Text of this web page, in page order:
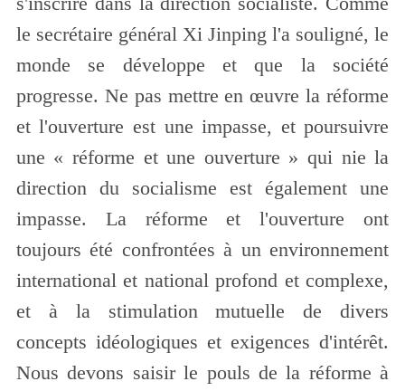
le secrétaire général Xi Jinping l'a souligné, le
monde se développe et que la société
progresse. Ne pas mettre en œuvre la réforme
et l'ouverture est une impasse, et poursuivre
une « réforme et une ouverture » qui nie la
direction du socialisme est également une
impasse. La réforme et l'ouverture ont
toujours été confrontées à un environnement
international et national profond et complexe,
et à la stimulation mutuelle de divers
concepts idéologiques et exigences d'intérêt.
Nous devons saisir le pouls de la réforme à